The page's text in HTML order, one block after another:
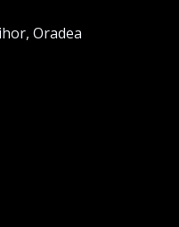
Oradea